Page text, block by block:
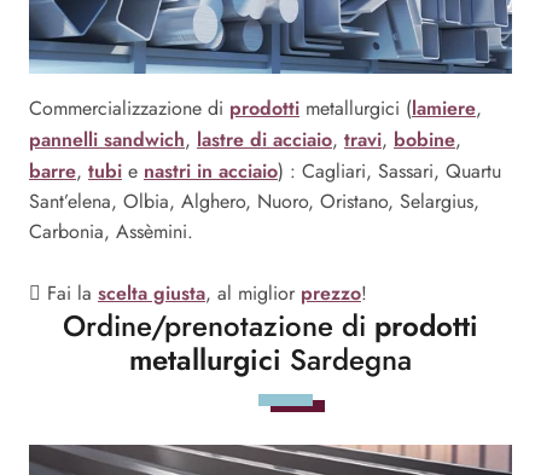
Commercializzazione di prodotti metallurgici (lamiere,
pannelli sandwich, lastre di acciaio, travi, bobine,
barre, tubi e nastri in acciaio) : Cagliari, Sassari, Quartu
Sant’elena, Olbia, Alghero, Nuoro, Oristano, Selargius,
Carbonia, Assèmini.
Fai la scelta giusta, al miglior prezzo!
Ordine/prenotazione di prodotti
metallurgici Sardegna